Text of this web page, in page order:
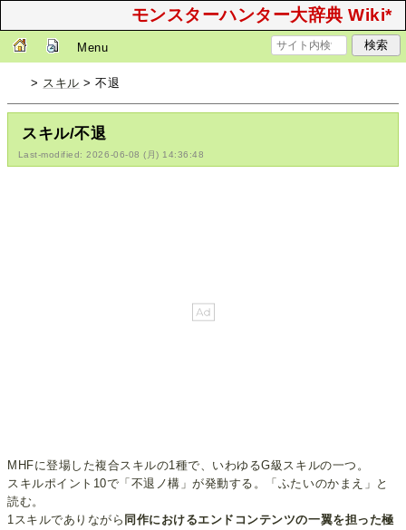
モンスターハンター大辞典 Wiki*
Menu
> スキル > 不退
スキル/不退
Last-modified: 2026-06-08 (月) 14:36:48
MHFに登場した複合スキルの1種で、いわゆるG級スキルの一つ。
スキルポイント10で「不退ノ構」が発動する。「ふたいのかまえ」と
読む。
1スキルでありながら 同作におけるエンドコンテンツの一翼を担った極